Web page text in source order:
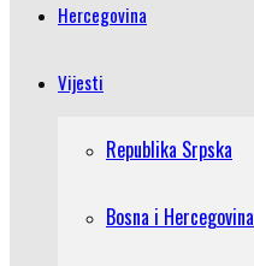
Hercegovina
Vijesti
Republika Srpska
Bosna i Hercegovina